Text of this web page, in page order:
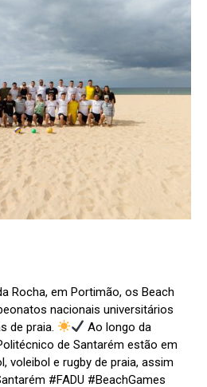
Rocha, em Portimão, os Beach
nacionais universitários
de praia.
Ao longo da
de Santarém estão em
voleibol e rugby de praia, assim
#FADU #BeachGames